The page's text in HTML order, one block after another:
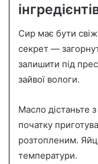
Сир має бути
секрет —
залишити під
зайвої вологи.
Масло дістаньте
початку
розтопленим.
температури.